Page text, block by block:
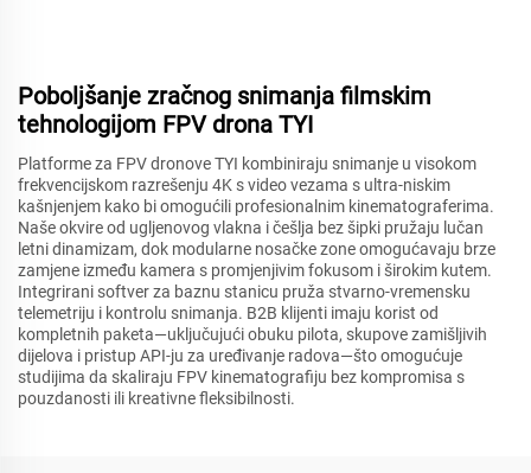
Poboljšanje zračnog snimanja filmskim
tehnologijom FPV drona TYI
Platforme za FPV dronove TYI kombiniraju snimanje u visokom
frekvencijskom razrešenju 4K s video vezama s ultra-niskim
kašnjenjem kako bi omogućili profesionalnim kinematograferima.
Naše okvire od ugljenovog vlakna i češlja bez šipki pružaju lučan
letni dinamizam, dok modularne nosačke zone omogućavaju brze
zamjene između kamera s promjenjivim fokusom i širokim kutem.
Integrirani softver za baznu stanicu pruža stvarno-vremensku
telemetriju i kontrolu snimanja. B2B klijenti imaju korist od
kompletnih paketa—uključujući obuku pilota, skupove zamišljivih
dijelova i pristup API-ju za uređivanje radova—što omogućuje
studijima da skaliraju FPV kinematografiju bez kompromisa s
pouzdanosti ili kreativne fleksibilnosti.